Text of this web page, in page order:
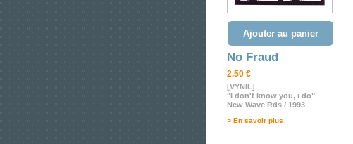
Ajouter au panier
No Fraud
2.50 €
[VYNIL]
"I don't know you, i do"
New Wave Rds / 1993
> En savoir plus